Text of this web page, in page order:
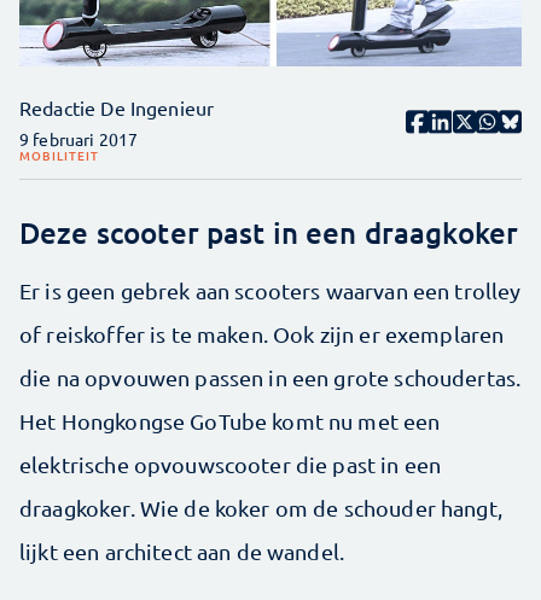
Redactie De Ingenieur
9 februari 2017
MOBILITEIT
Deze scooter past in een draagkoker
Er is geen gebrek aan scooters waarvan een trolley
of reiskoffer is te maken. Ook zijn er exemplaren
die na opvouwen passen in een grote schoudertas.
Het Hongkongse GoTube komt nu met een
elektrische opvouwscooter die past in een
draagkoker. Wie de koker om de schouder hangt,
lijkt een architect aan de wandel.